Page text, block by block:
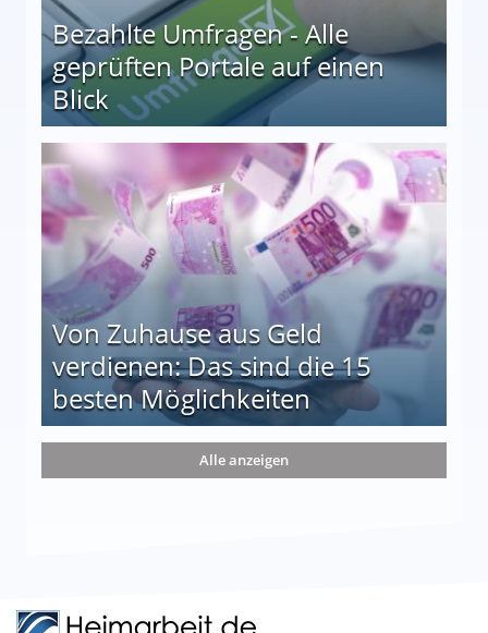
Bezahlte Umfragen - Alle
geprüften Portale auf einen
Blick
auf einen Blick
Von Zuhause aus Geld
verdienen: Das sind die 15
besten Möglichkeiten
die 15 besten Möglichkeiten
Alle anzeigen